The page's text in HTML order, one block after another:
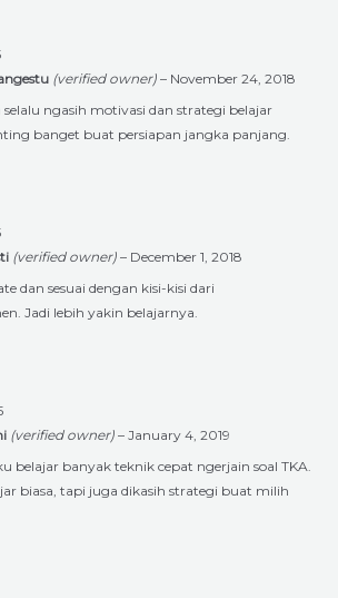
(verified owner) – November 24, 2018
ngasih motivasi dan strategi belajar
banget buat persiapan jangka panjang.
(verified owner) – December 1, 2018
dan sesuai dengan kisi-kisi dari
Jadi lebih yakin belajarnya.
(verified owner) – January 4, 2019
belajar banyak teknik cepat ngerjain soal TKA.
biasa, tapi juga dikasih strategi buat milih